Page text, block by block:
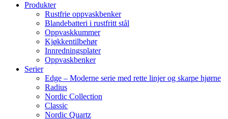
Produkter
Rustfrie oppvaskbenker
Blandebatteri i rustfritt stål
Oppvaskkummer
Kjøkkentilbehør
Innredningsplater
Oppvaskbenker
Serier
Edge – Moderne serie med rette linjer og skarpe hjørne
Radius
Nordic Collection
Classic
Nordic Quartz